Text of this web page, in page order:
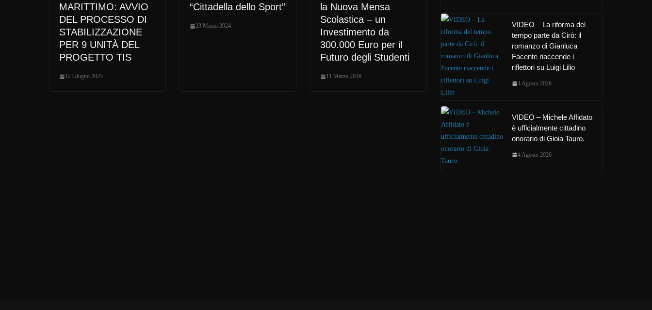
MARITTIMO: AVVIO
DEL PROCESSO DI
STABILIZZAZIONE
PER 9 UNITÀ DEL
PROGETTO TIS
12 Giugno 2025
“Cittadella dello Sport”
23 Marzo 2024
la Nuova Mensa
Scolastica – un
Investimento da
300.000 Euro per il
Futuro degli Studenti
11 Marzo 2026
VIDEO – La riforma del
tempo parte da Cirò: il
romanzo di Gianluca
Facente riaccende i
riflettori su Luigi Lilio
4 Agosto 2026
VIDEO – Michele Affidato
è ufficialmente cittadino
onorario di Gioia Tauro.
4 Agosto 2026